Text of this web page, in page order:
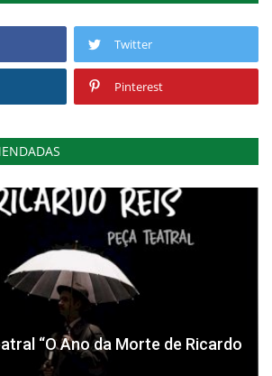
Twitter
Pinterest
“O Ano da Morte de Ricardo